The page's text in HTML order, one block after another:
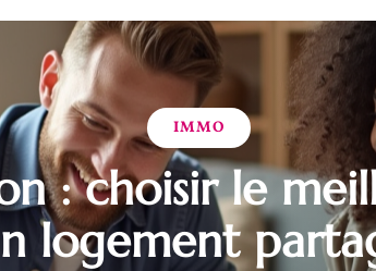
IMMO
: choisir le
logement